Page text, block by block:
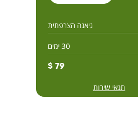
גיאנה הצרפתית
30 ימים
79 $
תנאי שירות